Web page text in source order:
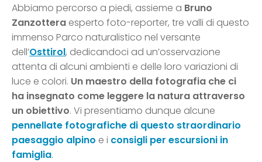
Abbiamo percorso a piedi, assieme a Bruno
Zanzottera esperto foto-reporter, tre valli di questo
immenso Parco naturalistico nel versante
dell’Osttirol, dedicandoci ad un’osservazione
attenta di alcuni ambienti e delle loro variazioni di
luce e colori. Un maestro della fotografia che ci
ha insegnato come leggere la natura attraverso
un obiettivo. Vi presentiamo dunque alcune
pennellate fotografiche di questo straordinario
paesaggio alpino e i consigli per escursioni in
famiglia.